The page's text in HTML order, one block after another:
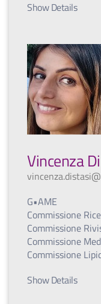
Show Details
Vincenza
G•AME
Commissione
Commissione
Commissione
Commissione
Show Details